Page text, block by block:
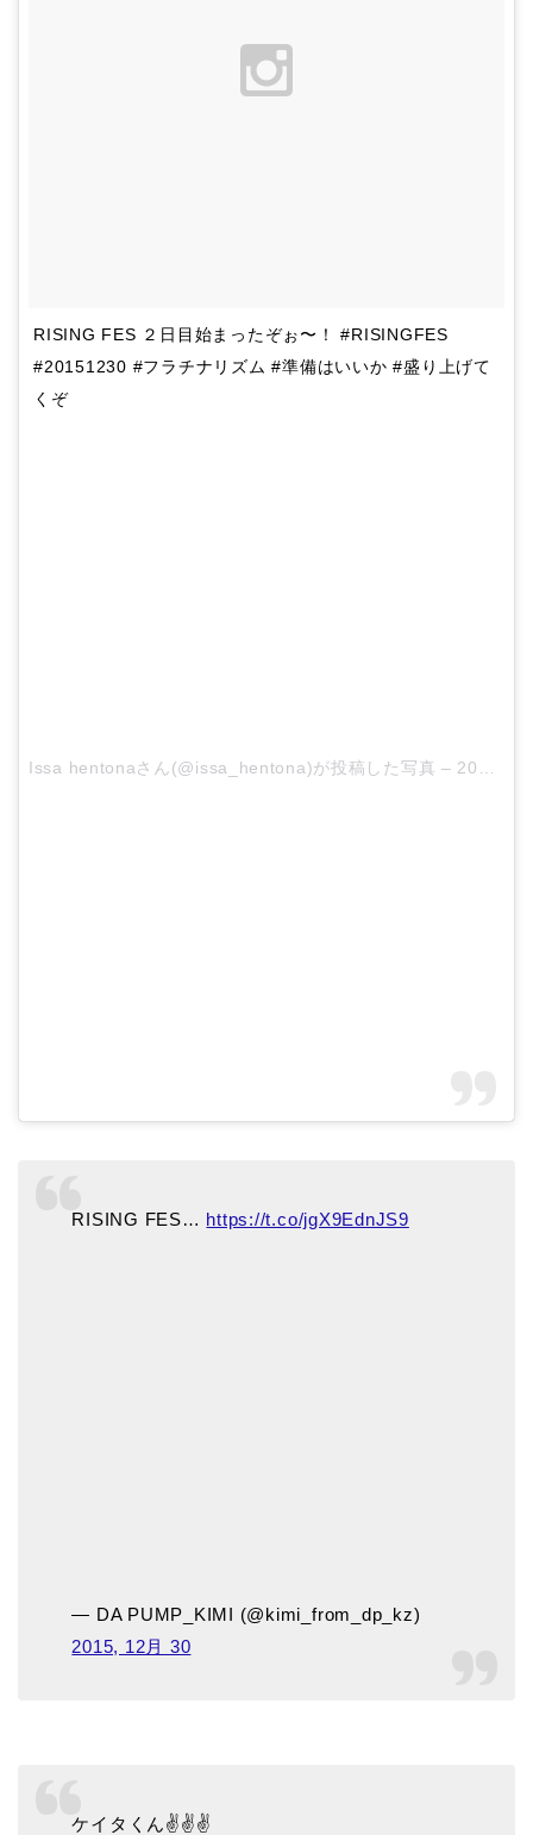
RISING FES ２日目始まったぞぉ〜！ #RISINGFES
#20151230 #フラチナリズム #準備はいいか #盛り上げて
くぞ
Issa hentonaさん(@issa_hentona)が投稿した写真 – 2015 12月 29 9:01午後 PST
RISING FES… https://t.co/jgX9EdnJS9
— DA PUMP_KIMI (@kimi_from_dp_kz)
2015, 12月 30
ケイタくん✌️✌✌